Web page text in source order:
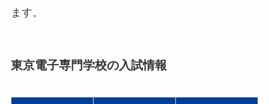
ます。
東京電子専門学校の入試情報